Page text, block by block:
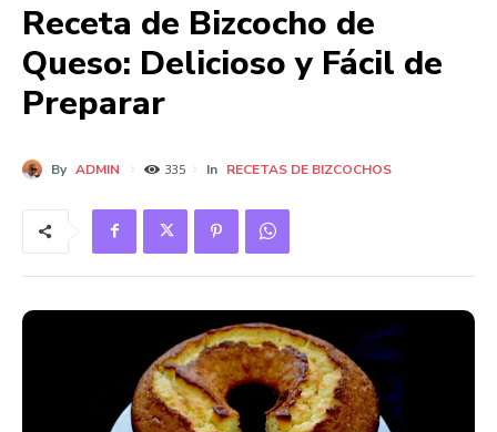
Receta de Bizcocho de
Queso: Delicioso y Fácil de
Preparar
By ADMIN 335 In RECETAS DE BIZCOCHOS